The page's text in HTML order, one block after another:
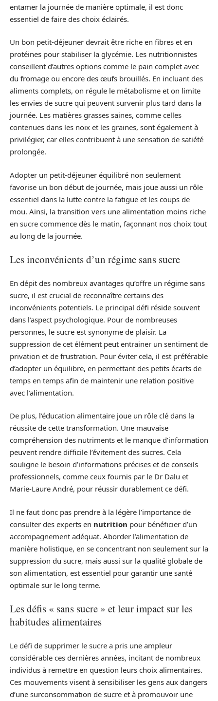
entamer la journée de manière optimale, il est donc
essentiel de faire des choix éclairés.
Un bon petit-déjeuner devrait être riche en fibres et en
protéines pour stabiliser la glycémie. Les nutritionnistes
conseillent d’autres options comme le pain complet avec
du fromage ou encore des œufs brouillés. En incluant des
aliments complets, on régule le métabolisme et on limite
les envies de sucre qui peuvent survenir plus tard dans la
journée. Les matières grasses saines, comme celles
contenues dans les noix et les graines, sont également à
privilégier, car elles contribuent à une sensation de satiété
prolongée.
Adopter un petit-déjeuner équilibré non seulement
favorise un bon début de journée, mais joue aussi un rôle
essentiel dans la lutte contre la fatigue et les coups de
mou. Ainsi, la transition vers une alimentation moins riche
en sucre commence dès le matin, façonnant nos choix tout
au long de la journée.
Les inconvénients d’un régime sans sucre
En dépit des nombreux avantages qu’offre un régime sans
sucre, il est crucial de reconnaître certains des
inconvénients potentiels. Le principal défi réside souvent
dans l’aspect psychologique. Pour de nombreuses
personnes, le sucre est synonyme de plaisir. La
suppression de cet élément peut entrainer un sentiment de
privation et de frustration. Pour éviter cela, il est préférable
d’adopter un équilibre, en permettant des petits écarts de
temps en temps afin de maintenir une relation positive
avec l’alimentation.
De plus, l’éducation alimentaire joue un rôle clé dans la
réussite de cette transformation. Une mauvaise
compréhension des nutriments et le manque d’information
peuvent rendre difficile l’évitement des sucres. Cela
souligne le besoin d’informations précises et de conseils
professionnels, comme ceux fournis par le Dr Dalu et
Marie-Laure André, pour réussir durablement ce défi.
Il ne faut donc pas prendre à la légère l’importance de
consulter des experts en nutrition pour bénéficier d’un
accompagnement adéquat. Aborder l’alimentation de
manière holistique, en se concentrant non seulement sur la
suppression du sucre, mais aussi sur la qualité globale de
son alimentation, est essentiel pour garantir une santé
optimale sur le long terme.
Les défis « sans sucre » et leur impact sur les
habitudes alimentaires
Le défi de supprimer le sucre a pris une ampleur
considérable ces dernières années, incitant de nombreux
individus à remettre en question leurs choix alimentaires.
Ces mouvements visent à sensibiliser les gens aux dangers
d’une surconsommation de sucre et à promouvoir une